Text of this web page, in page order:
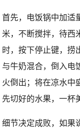
首先，电饭锅中加适
米，不断搅拌，待西
时，按下停止键，捞
与牛奶混合，倒入电
火倒出；将在凉水中
先切好的水果，一杯
细节决定成败，如果